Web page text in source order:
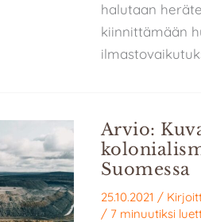
halutaan
kiinnittämään
Arvio:
Suomessa
25.10.2021 /
/ 7 minuutiksi